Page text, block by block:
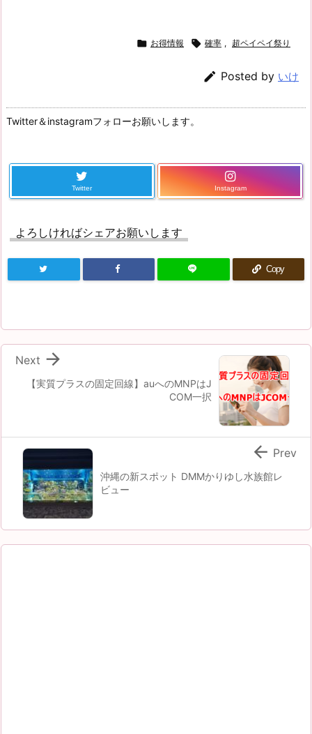
 お得情報  確率 , 超ペイペイ祭り
 Posted by いけ
Twitter＆instagramフォローお願いします。
Twitter Instagram
よろしければシェアお願いします
Copy
【実質プラスの固定回線】auへのMNPはJ
COM一択

Next
沖縄の新スポット DMMかりゆし水族館レ
ビュー
 Prev